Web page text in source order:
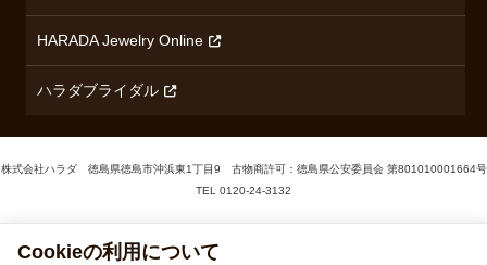
HARADA Jewelry Online
ハラダブライダル
株式会社ハラダ 徳島県徳島市沖浜東1丁目9 古物商許可：徳島県公安委員会 第801010001664号
TEL 0120-24-3132